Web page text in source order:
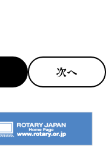
次へ